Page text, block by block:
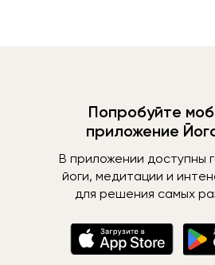
Попробуйте
приложение
В приложении доступны
йоги, медитации и
для решения самых